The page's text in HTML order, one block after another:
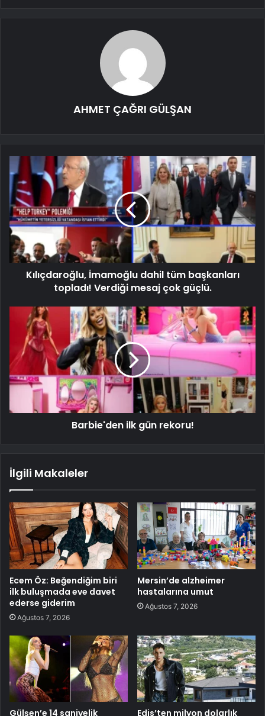
AHMET ÇAĞRI GÜLŞAN
Kılıçdaroğlu, İmamoğlu dahil tüm başkanları
topladı! Verdiği mesaj çok güçlü.
Barbie'den ilk gün rekoru!
İlgili Makaleler
Ecem Öz: Beğendiğim biri
ilk buluşmada eve davet
ederse giderim
Ağustos 7, 2026
Mersin’de alzheimer
hastalarına umut
Ağustos 7, 2026
Gülşen’e 14 saniyelik Edis’ten milyon dolarlık